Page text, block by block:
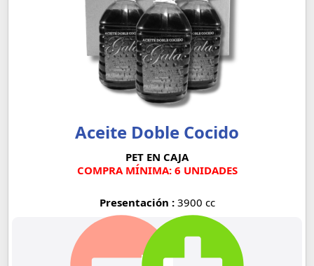
Aceite Doble Cocido
PET EN CAJA
COMPRA MÍNIMA: 6 UNIDADES
Presentación : 3900 cc